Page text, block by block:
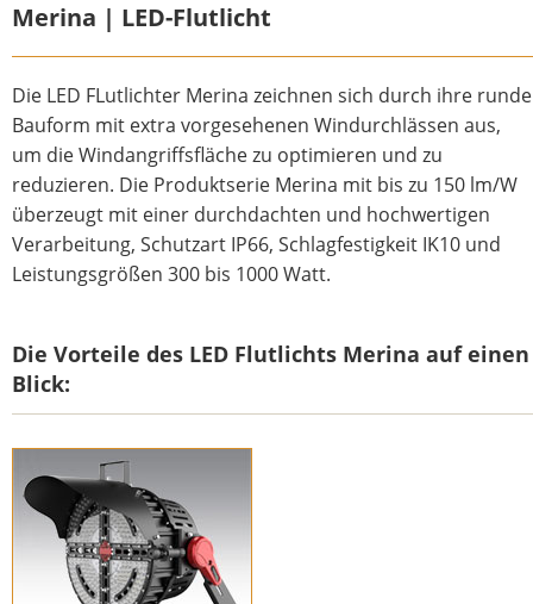
Merina | LED-Flutlicht
Die LED FLutlichter Merina zeichnen sich durch ihre runde
Bauform mit extra vorgesehenen Windurchlässen aus,
um die Windangriffsfläche zu optimieren und zu
reduzieren. Die Produktserie Merina mit bis zu 150 lm/W
überzeugt mit einer durchdachten und hochwertigen
Verarbeitung, Schutzart IP66, Schlagfestigkeit IK10 und
Leistungsgrößen 300 bis 1000 Watt.
Die Vorteile des LED Flutlichts Merina auf einen
Blick:
LED Fluter Merina
LED Fluter Merina mit Visor